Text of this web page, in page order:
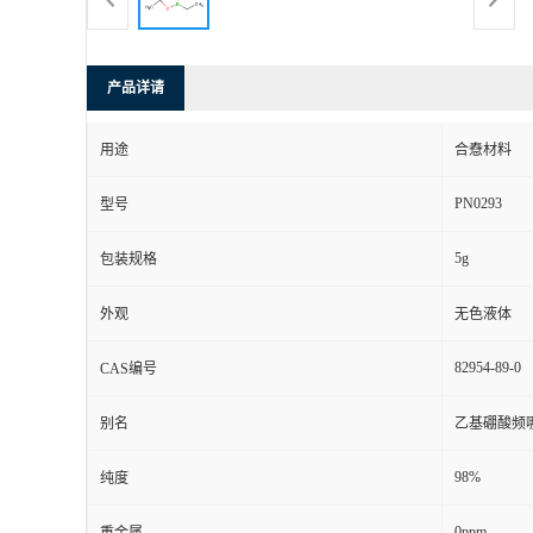
产品详请
用途 合憃材料
型号 PN0293
包装规格 5g
外观 无色液体
CAS编号 82954-89-0
别名 乙基硼酸频
纯度 98%